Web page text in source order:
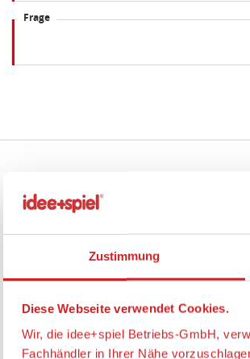
Zustimmung
Diese Webseite verwendet Cookies.
Wir, die idee+spiel Betriebs-GmbH,
Fachhändler in Ihrer Nähe
Frage